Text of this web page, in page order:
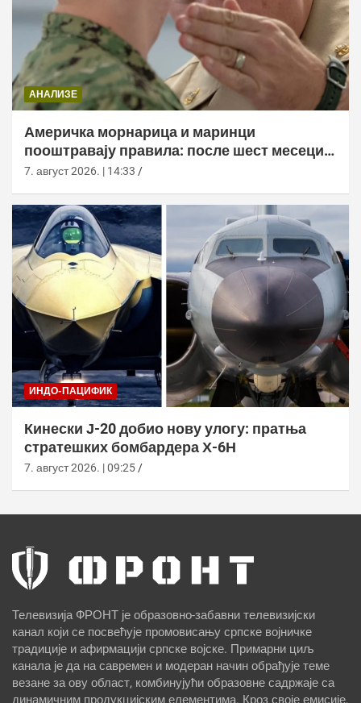
АНАЛИЗЕ
Америчка морнарица и маринци
пооштравају правила: после шест месеци
дозволе за браду следи службено
7. август 2026. | 14:33
ИНДО-ПАЦИФИК
Кинески Ј-20 добио нову улогу: пратња
стратешких бомбардера Х-6Н
7. август 2026. | 09:25
Телевизија ФРОНТ је образовно-забавни телевизијски
канал који се посвећује промовисању српске војничке
традиције и афирмацији српске војске. Примарни циљ
канала је да на савремен и модеран начин обрађује теме
везане за ову област, комбинујући образовне садржаје са
динамичним продукцијским елементима. Кроз своје емисије,